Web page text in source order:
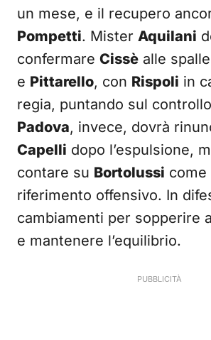
un mese, e il recupero
Pompetti. Mister Aquilani
confermare Cissè alle
e Pittarello, con Rispoli in
regia, puntando sul
Padova, invece, dovrà
Capelli dopo l’espulsione,
contare su Bortolussi come
riferimento offensivo. In
cambiamenti per sopperire
e mantenere l’equilibrio.